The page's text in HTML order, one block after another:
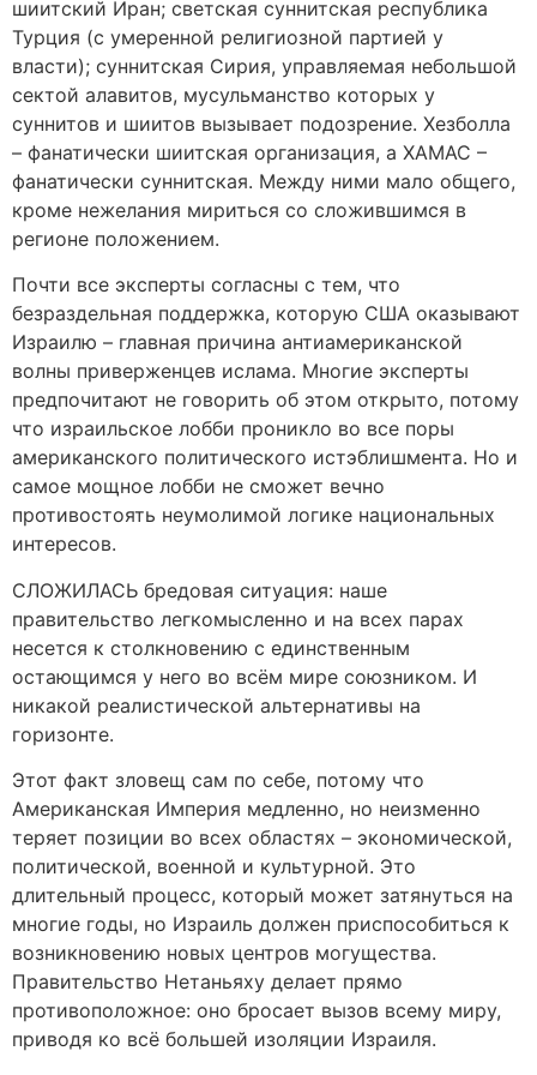
шиитский Иран; светская суннитская республика
Турция (с умеренной религиозной партией у
власти); суннитская Сирия, управляемая небольшой
сектой алавитов, мусульманство которых у
суннитов и шиитов вызывает подозрение. Хезболла
– фанатически шиитская организация, а ХАМАС –
фанатически суннитская. Между ними мало общего,
кроме нежелания мириться со сложившимся в
регионе положением.
Почти все эксперты согласны с тем, что
безраздельная поддержка, которую США оказывают
Израилю – главная причина антиамериканской
волны приверженцев ислама. Многие эксперты
предпочитают не говорить об этом открыто, потому
что израильское лобби проникло во все поры
американского политического истэблишмента. Но и
самое мощное лобби не сможет вечно
противостоять неумолимой логике национальных
интересов.
СЛОЖИЛАСЬ бредовая ситуация: наше
правительство легкомысленно и на всех парах
несется к столкновению с единственным
остающимся у него во всём мире союзником. И
никакой реалистической альтернативы на
горизонте.
Этот факт зловещ сам по себе, потому что
Американская Империя медленно, но неизменно
теряет позиции во всех областях – экономической,
политической, военной и культурной. Это
длительный процесс, который может затянуться на
многие годы, но Израиль должен приспособиться к
возникновению новых центров могущества.
Правительство Нетаньяху делает прямо
противоположное: оно бросает вызов всему миру,
приводя ко всё большей изоляции Израиля.